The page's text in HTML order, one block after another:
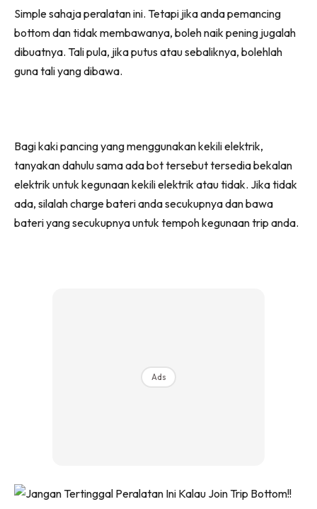
Simple sahaja peralatan ini. Tetapi jika anda pemancing
bottom dan tidak membawanya, boleh naik pening jugalah
dibuatnya. Tali pula, jika putus atau sebaliknya, bolehlah
guna tali yang dibawa.
Bagi kaki pancing yang menggunakan kekili elektrik,
tanyakan dahulu sama ada bot tersebut tersedia bekalan
elektrik untuk kegunaan kekili elektrik atau tidak. Jika tidak
ada, silalah charge bateri anda secukupnya dan bawa
bateri yang secukupnya untuk tempoh kegunaan trip anda.
Ads